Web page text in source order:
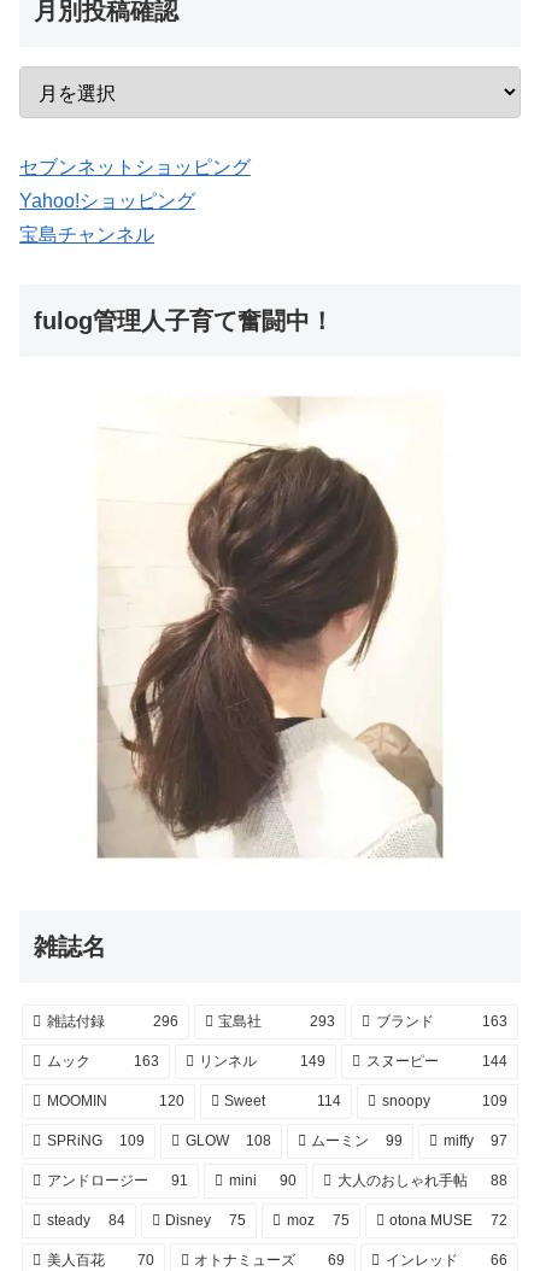
月別投稿確認
セブンネットショッピング
Yahoo!ショッピング
宝島チャンネル
fulog管理人子育て奮闘中！
雑誌名
雑誌付録 296 宝島社 293 ブランド 163
ムック 163 リンネル 149 スヌーピー 144
MOOMIN 120 Sweet 114 snoopy 109
SPRiNG 109 GLOW 108 ムーミン 99 miffy 97
アンドロージー 91 mini 90 大人のおしゃれ手帖 88
steady 84 Disney 75 moz 75 otona MUSE 72
美人百花 70 オトナミューズ 69 インレッド 66